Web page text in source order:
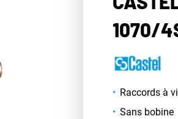
1070/
Raccords à
Sans bobine